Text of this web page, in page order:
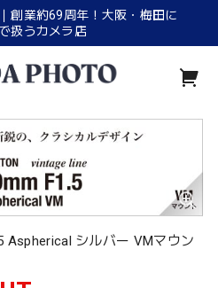
創業約69周年！大阪・梅田に
扱うカメラ店
Aspherical シルバー VMマウン